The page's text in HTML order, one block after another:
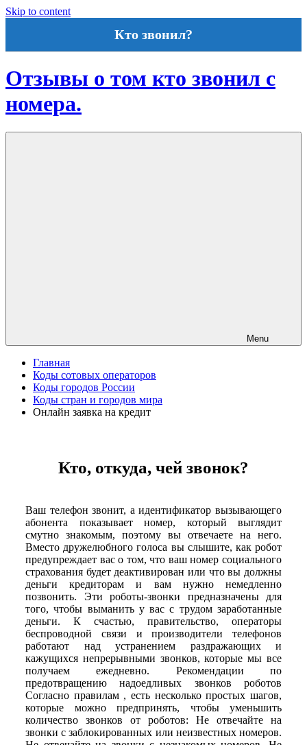
Skip to content
Кто звонил?
Отзывы о том кто звонил с
номера.
Menu
Главная
Коды сотовых операторов
Коды городов России
Коды стран и городов мира
Онлайн заявка на кредит
Кто, откуда, чей звонок?
Ваш телефон звонит, а идентификатор вызывающего
абонента показывает номер, который выглядит
смутно знакомым, поэтому вы отвечаете на него.
Вместо дружелюбного голоса вы слышите, как робот
предупреждает вас о том, что ваш номер социального
страхования будет деактивирован или что вы должны
деньги кредиторам и вам нужно немедленно
позвонить. Эти роботы-звонки предназначены для
того, чтобы выманить у вас с трудом заработанные
деньги. К счастью, правительство, операторы
беспроводной связи и производители телефонов
работают над устранением раздражающих и
кажущихся непрерывными звонков, которые мы все
получаем ежедневно. Рекомендации по
предотвращению надоедливых звонков роботов
Согласно правилам , есть несколько простых шагов,
которые можно предпринять, чтобы уменьшить
количество звонков от роботов: Не отвечайте на
звонки с заблокированных или неизвестных номеров.